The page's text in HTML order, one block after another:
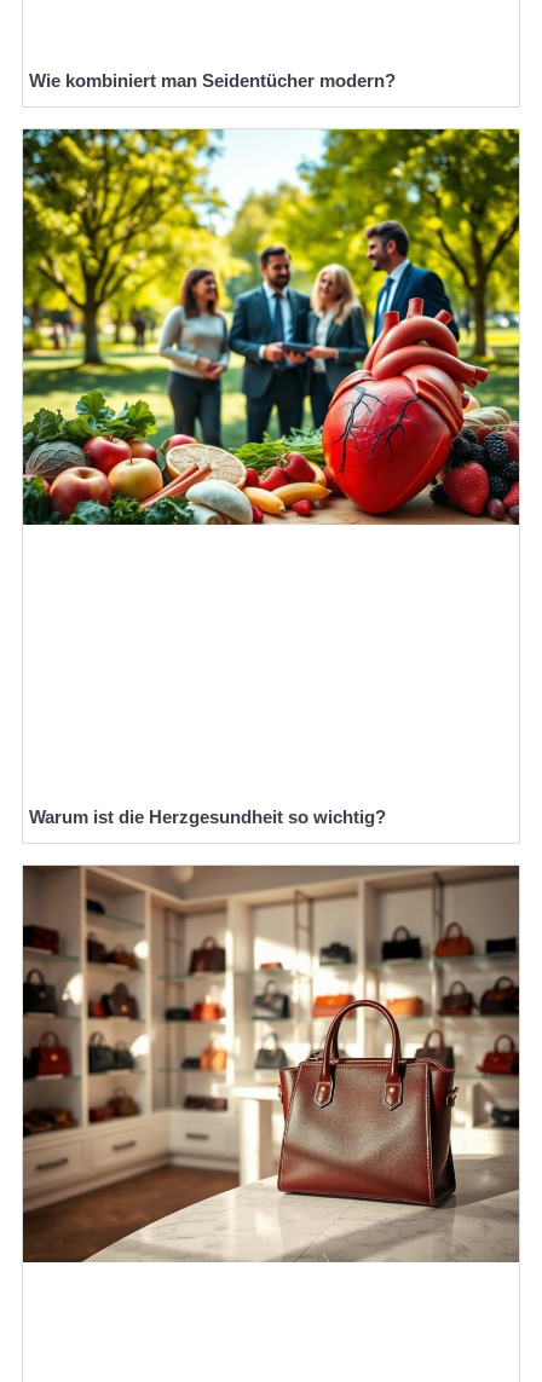
Wie kombiniert man Seidentücher modern?
Warum ist die Herzgesundheit so wichtig?